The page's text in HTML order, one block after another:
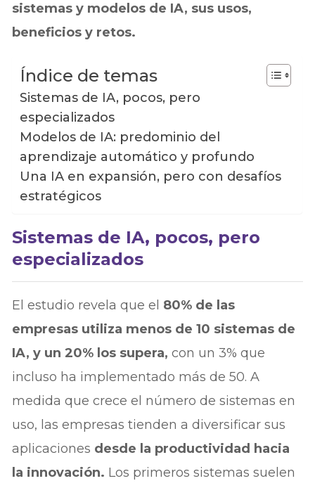
sistemas y modelos de IA, sus usos,
beneficios y retos.
Índice de temas
Sistemas de IA, pocos, pero
especializados
Modelos de IA: predominio del
aprendizaje automático y profundo
Una IA en expansión, pero con desafíos
estratégicos
Sistemas de IA, pocos, pero
especializados
El estudio revela que el 80% de las
empresas utiliza menos de 10 sistemas de
IA, y un 20% los supera, con un 3% que
incluso ha implementado más de 50. A
medida que crece el número de sistemas en
uso, las empresas tienden a diversificar sus
aplicaciones desde la productividad hacia
la innovación. Los primeros sistemas suelen